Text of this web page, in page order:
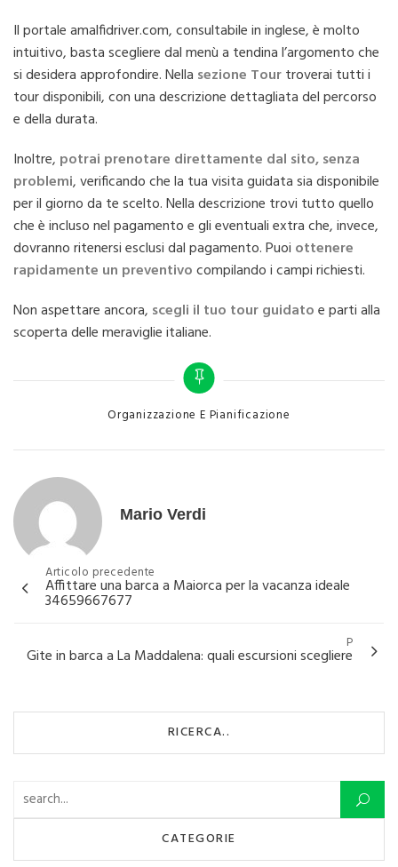
Il portale amalfidriver.com, consultabile in inglese, è molto
intuitivo, basta scegliere dal menù a tendina l’argomento che
si desidera approfondire. Nella sezione Tourtroverai tutti i
tour disponibili, con una descrizione dettagliata del percorso
e della durata.
Inoltre, potrai prenotare direttamente dal sito, senza
problemi, verificando che la tua visita guidata sia disponibile
per il giorno da te scelto. Nella descrizione trovi tutto quello
che è incluso nel pagamento e gli eventuali extra che, invece,
dovranno ritenersi esclusi dal pagamento. Puoi ottenere
rapidamente un preventivocompilando i campi richiesti.
Non aspettare ancora, scegli il tuo tour guidatoe parti alla
scoperta delle meraviglie italiane.
Categories
Organizzazione E Pianificazione
Mario Verdi
Navigazione
articoli
Articolo precedente
Affittare una barca a Maiorca per la vacanza ideale
34659667677
P
Gite in barca a La Maddalena: quali escursioni scegliere
RICERCA..
Ricerca per:
CATEGORIE